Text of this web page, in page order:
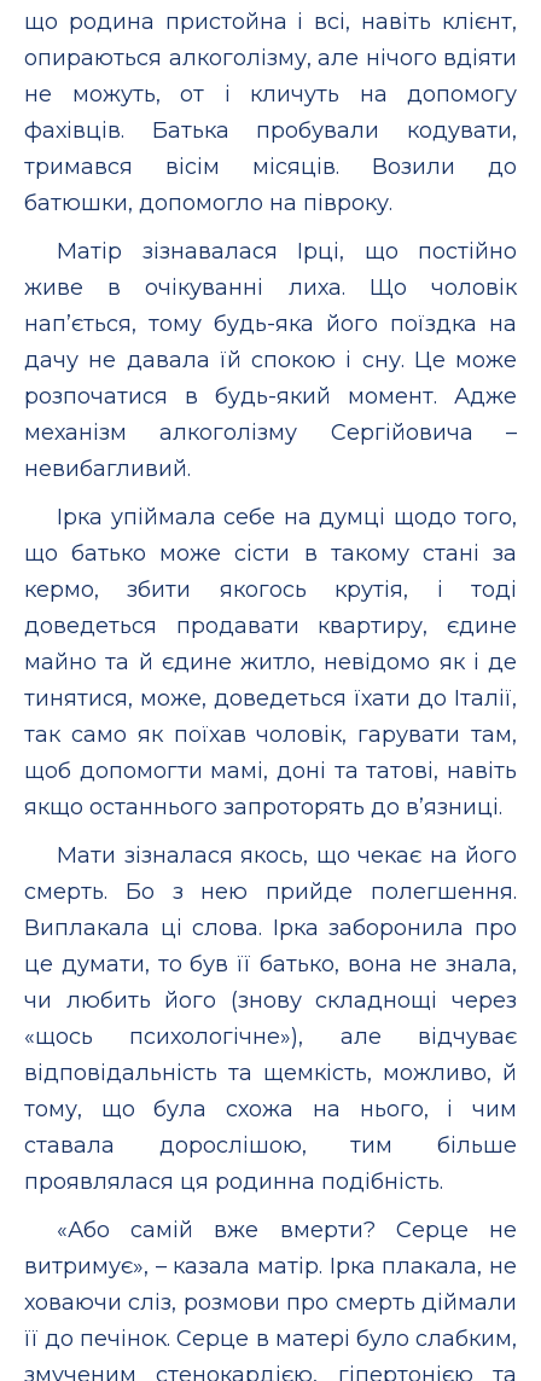
що родина пристойна і всі, навіть клієнт,
опираються алкоголізму, але нічого вдіяти
не можуть, от і кличуть на допомогу
фахівців. Батька пробували кодувати,
тримався вісім місяців. Возили до
батюшки, допомогло на півроку.
Матір зізнавалася Ірці, що постійно
живе в очікуванні лиха. Що чоловік
нап’ється, тому будь-яка його поїздка на
дачу не давала їй спокою і сну. Це може
розпочатися в будь-який момент. Адже
механізм алкоголізму Сергійовича –
невибагливий.
Ірка упіймала себе на думці щодо того,
що батько може сісти в такому стані за
кермо, збити якогось крутія, і тоді
доведеться продавати квартиру, єдине
майно та й єдине житло, невідомо як і де
тинятися, може, доведеться їхати до Італії,
так само як поїхав чоловік, гарувати там,
щоб допомогти мамі, доні та татові, навіть
якщо останнього запроторять до в’язниці.
Мати зізналася якось, що чекає на його
смерть. Бо з нею прийде полегшення.
Виплакала ці слова. Ірка заборонила про
це думати, то був її батько, вона не знала,
чи любить його (знову складнощі через
«щось психологічне»), але відчуває
відповідальність та щемкість, можливо, й
тому, що була схожа на нього, і чим
ставала дорослішою, тим більше
проявлялася ця родинна подібність.
«Або самій вже вмерти? Серце не
витримує», – казала матір. Ірка плакала, не
ховаючи сліз, розмови про смерть діймали
її до печінок. Серце в матері було слабким,
змученим стенокардією, гіпертонією та